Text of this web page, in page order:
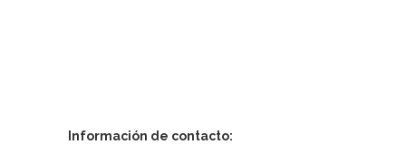
Información de contacto: